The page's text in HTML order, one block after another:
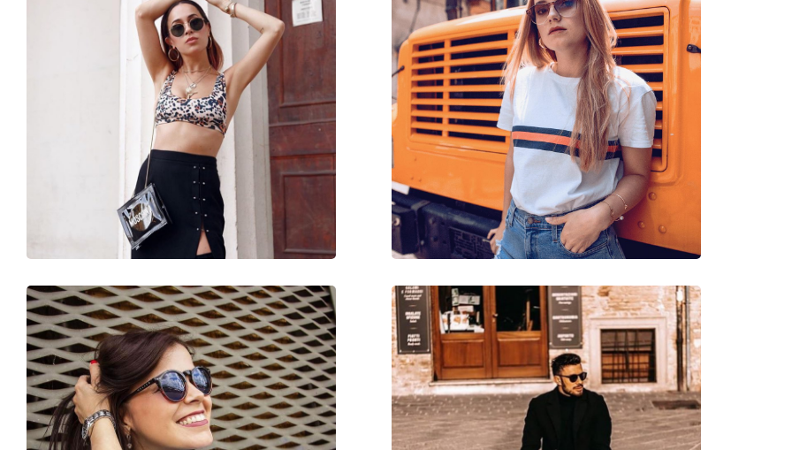
Moterims
Akiniai nuo saulės
Tom Ford
Madingi
FT0760 01B 56